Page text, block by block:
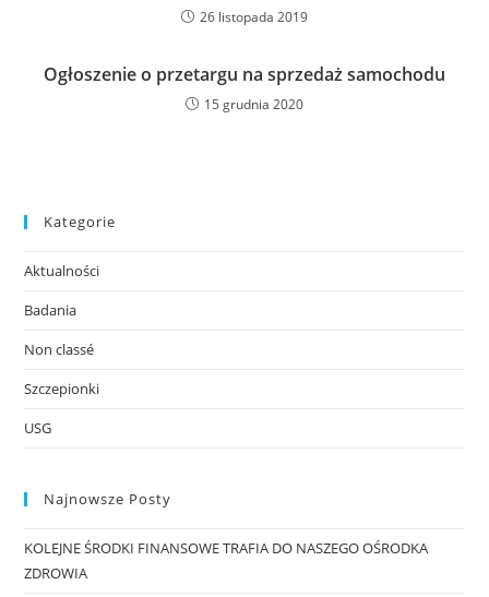
26 listopada 2019
Ogłoszenie o przetargu na sprzedaż samochodu
15 grudnia 2020
Kategorie
Aktualności
Badania
Non classé
Szczepionki
USG
Najnowsze Posty
KOLEJNE ŚRODKI FINANSOWE TRAFIA DO NASZEGO OŚRODKA
ZDROWIA